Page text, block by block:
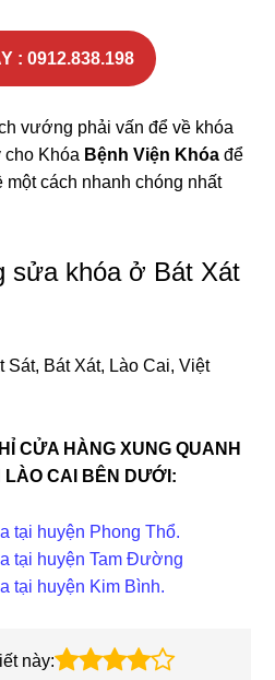
: 0912.838.198
vướng phải vấn để về khóa
cho Khóa Bệnh Viện Khóađể
cách nhanh chóng nhất
sửa khóa ở Bát Xát
Sát, Bát Xát, Lào Cai, Việt
CỬA HÀNG XUNG QUANH
LÀO CAI BÊN DƯỚI:
tại huyện Phong Thổ.
tại huyện Tam Đường
tại huyện Kim Bình.
này: